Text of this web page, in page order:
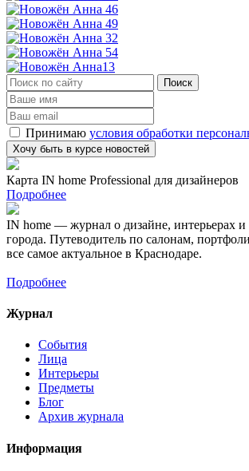
Принимаю условия обработки
Карта IN home Professional для дизайнеров
Подробнее
IN home — журнал о дизайне, интерьерах и
города. Путеводитель по салонам,
все самое актуальное в Краснодаре.
Подробнее
Журнал
События
Лица
Интерьеры
Предметы
Блог
Архив журнала
Информация